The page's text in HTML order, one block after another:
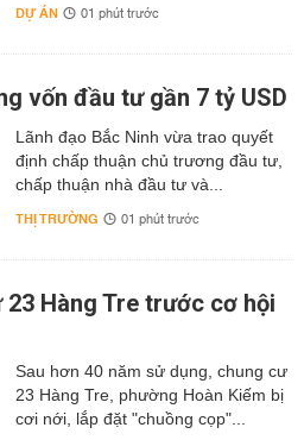
DỰ ÁN 01 phút trước
vốn đầu tư gần 7 tỷ USD
Lãnh đạo Bắc Ninh vừa trao quyết
định chấp thuận chủ trương đầu tư,
chấp thuận nhà đầu tư và...
THỊ TRƯỜNG 01 phút trước
Hàng Tre trước cơ hội
Sau hơn 40 năm sử dụng, chung cư
23 Hàng Tre, phường Hoàn Kiếm bị
cơi nới, lắp đặt "chuồng cọp"...